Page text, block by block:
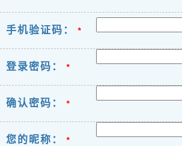
手机验证码： *
登录密码： *
确认密码： *
您的昵称： *